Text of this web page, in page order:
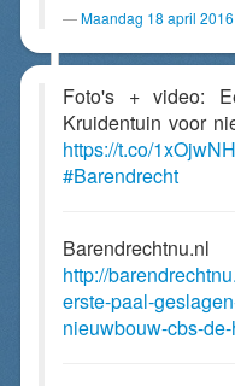
Maandag 18 april
Foto's + video:
Kruidentuin voor
https://t.co/
#Barendrecht
Barendrechtnu.nl
http://
erste-paal-
nieuwbouw-cbs-